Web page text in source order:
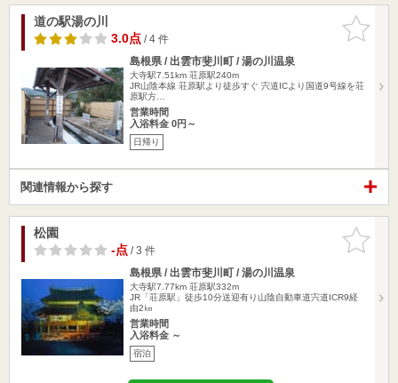
お気に入
りに追加
道の駅湯の川
3.0点/ 4 件
島根県 / 出雲市斐川町 / 湯の川温泉
大寺駅7.51km 荘原駅240m
JR山陰本線 荘原駅より徒歩すぐ 宍道ICより国道9号線を荘
原駅方…
営業時間
入浴料金 0円～
日帰り
関連情報から探す
お気に入
りに追加
松園
-点/ 3 件
島根県 / 出雲市斐川町 / 湯の川温泉
大寺駅7.77km 荘原駅332m
JR「荘原駅」徒歩10分送迎有り山陰自動車道宍道ICR9経
由2㎞
営業時間
入浴料金 ～
宿泊